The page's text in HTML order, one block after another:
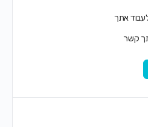
אתך
קשר